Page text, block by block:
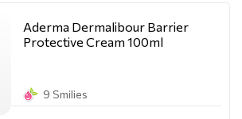
Aderma Dermalibour Barrier
Protective Cream 100ml
9 Smilies